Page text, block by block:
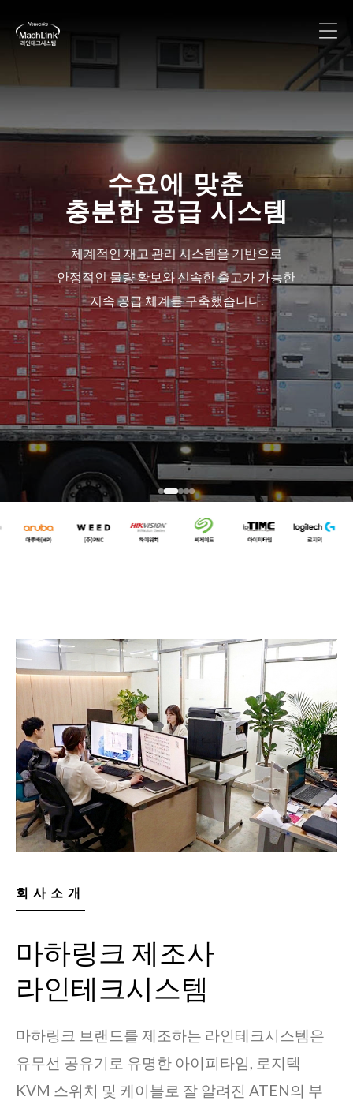
수요에 맞춘
충분한 공급 시스템
체계적인 재고 관리 시스템을 기반으로
안정적인 물량 확보와 신속한 출고가 가능한
지속 공급 체계를 구축했습니다.
ipTIME 부산·경남 총판
네트워크 전문 브랜드 ipTIME의 다양한 제품
들을 부산·경남 지역에 안정적으로 공급합니다.
회사소개
마하링크 제조사
라인테크시스템
마하링크 브랜드를 제조하는 라인테크시스템은
유무선 공유기로 유명한 아이피타임, 로지텍
KVM 스위치 및 케이블로 잘 알려진 ATEN의 부